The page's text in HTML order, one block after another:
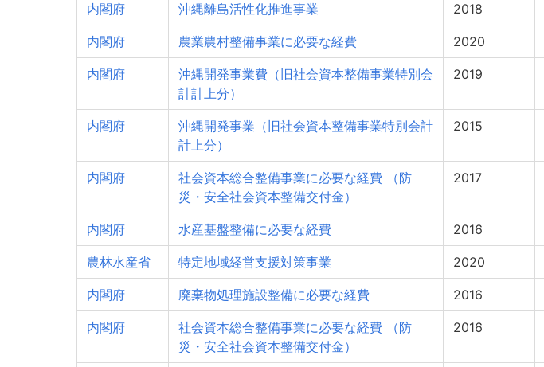
内閣府 沖縄離島活性化推進事業 2018
内閣府 農業農村整備事業に必要な経費 2020
内閣府
沖縄開発事業費（旧社会資本整備事業特別会
計計上分）
2019
内閣府
沖縄開発事業（旧社会資本整備事業特別会計
計上分）
2015
内閣府
社会資本総合整備事業に必要な経費 （防
災・安全社会資本整備交付金）
2017
内閣府 水産基盤整備に必要な経費 2016
農林水産省 特定地域経営支援対策事業 2020
内閣府 廃棄物処理施設整備に必要な経費 2016
内閣府
社会資本総合整備事業に必要な経費 （防
災・安全社会資本整備交付金）
2016